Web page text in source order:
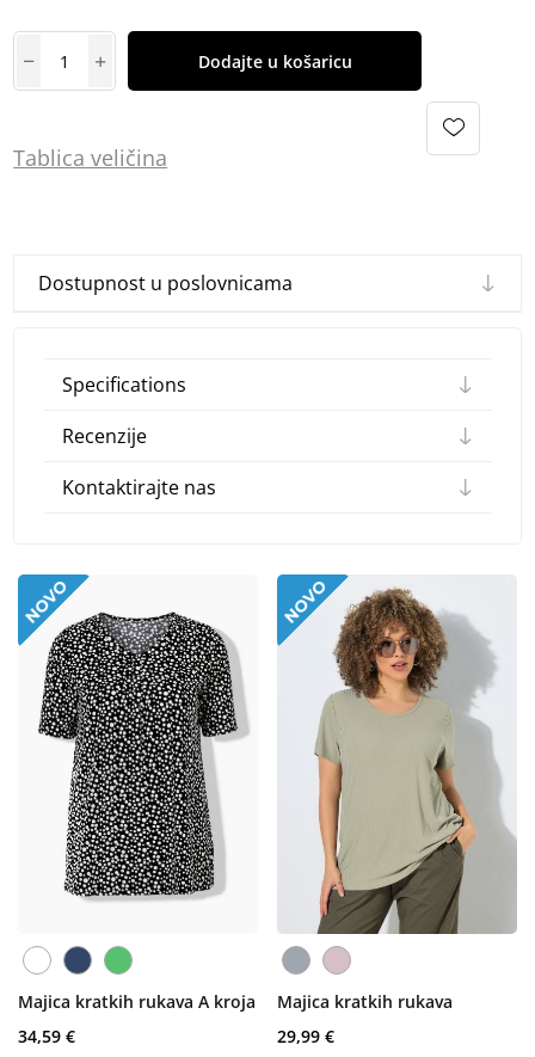
Dodajte u košaricu
Tablica veličina
Dostupnost u poslovnicama
Specifications
Recenzije
Kontaktirajte nas
Majica kratkih rukava A kroja
34,59 €
Majica kratkih rukava
29,99 €